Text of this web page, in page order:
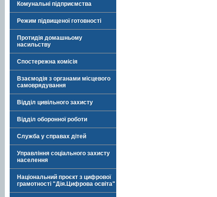
Комунальні підприємства
Режим підвищеної готовності
Протидія домашньому
насильству
Спостережна комісія
Взаємодія з органами місцевого
самоврядування
Відділ цивільного захисту
Відділ оборонної роботи
Служба у справах дітей
Управління соціального захисту
населення
Національний проєкт з цифрової
грамотності "Дія.Цифрова освіта"